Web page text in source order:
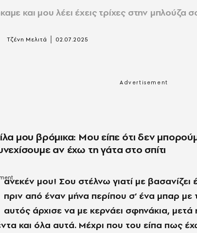
και μου λέει έχεις τρίχες στην μπλούζα
Τζένη Μελιτά 02.07.2025
μου βρόμικα: Μου είπε ότι δεν
αν έχω τη γάτα στο σπίτι
ανεκέν μου! Σου στέλνω γιατί με
πριν από έναν μήνα περίπου σ’ ένα μπαρ
αυτός άρχισε να με κερνάει σφηνάκια, μετά
και όλα αυτά. Μέχρι που του είπα πως